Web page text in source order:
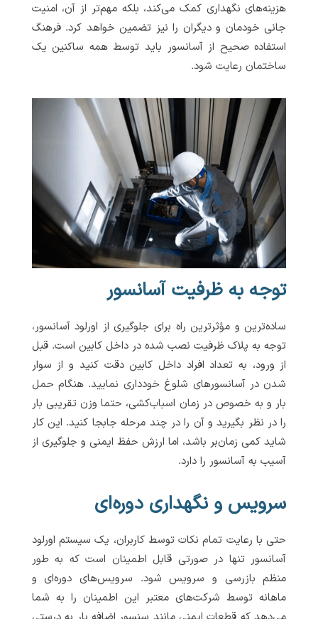
هزینه‌های نگهداری کمک می‌کند، بلکه مهم‌تر از آن، امنیت
جانی خودمان و دیگران را نیز تضمین خواهد کرد. فرهنگ
استفاده صحیح از آسانسور باید توسط همه ساکنین یک
ساختمان رعایت شود.
توجه به ظرفیت آسانسور
ساده‌ترین و مؤثرترین راه برای جلوگیری از اورلود آسانسور،
توجه به پلاک ظرفیت نصب شده در داخل کابین است. قبل
از ورود، به تعداد افراد داخل کابین دقت کنید و از سوار
شدن در آسانسورهای شلوغ خودداری نمایید. هنگام حمل
بار و به خصوص در زمان اسباب‌کشی، حتما وزن تقریبی بار
را در نظر بگیرید و آن را در چند مرحله جابجا کنید. این کار
شاید کمی زمان‌بر باشد، اما ارزش حفظ ایمنی و جلوگیری از
آسیب به آسانسور را دارد.
سرویس و نگهداری دوره‌ای
حتی با رعایت تمام نکات توسط کاربران، یک سیستم اورلود
آسانسور تنها در صورتی قابل اطمینان است که به طور
منظم بازرسی و سرویس شود. سرویس‌های دوره‌ای و
ماهانه توسط شرکت‌های معتبر این اطمینان را به شما